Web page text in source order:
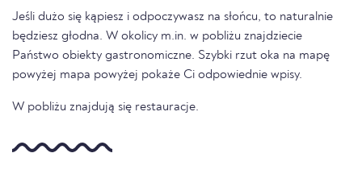
Jeśli dużo się kąpiesz i odpoczywasz na słońcu, to naturalnie
będziesz głodna. W okolicy m.in. w pobliżu znajdziecie
Państwo obiekty gastronomiczne. Szybki rzut oka na mapę
powyżej mapa powyżej pokaże Ci odpowiednie wpisy.
W pobliżu znajdują się restauracje.